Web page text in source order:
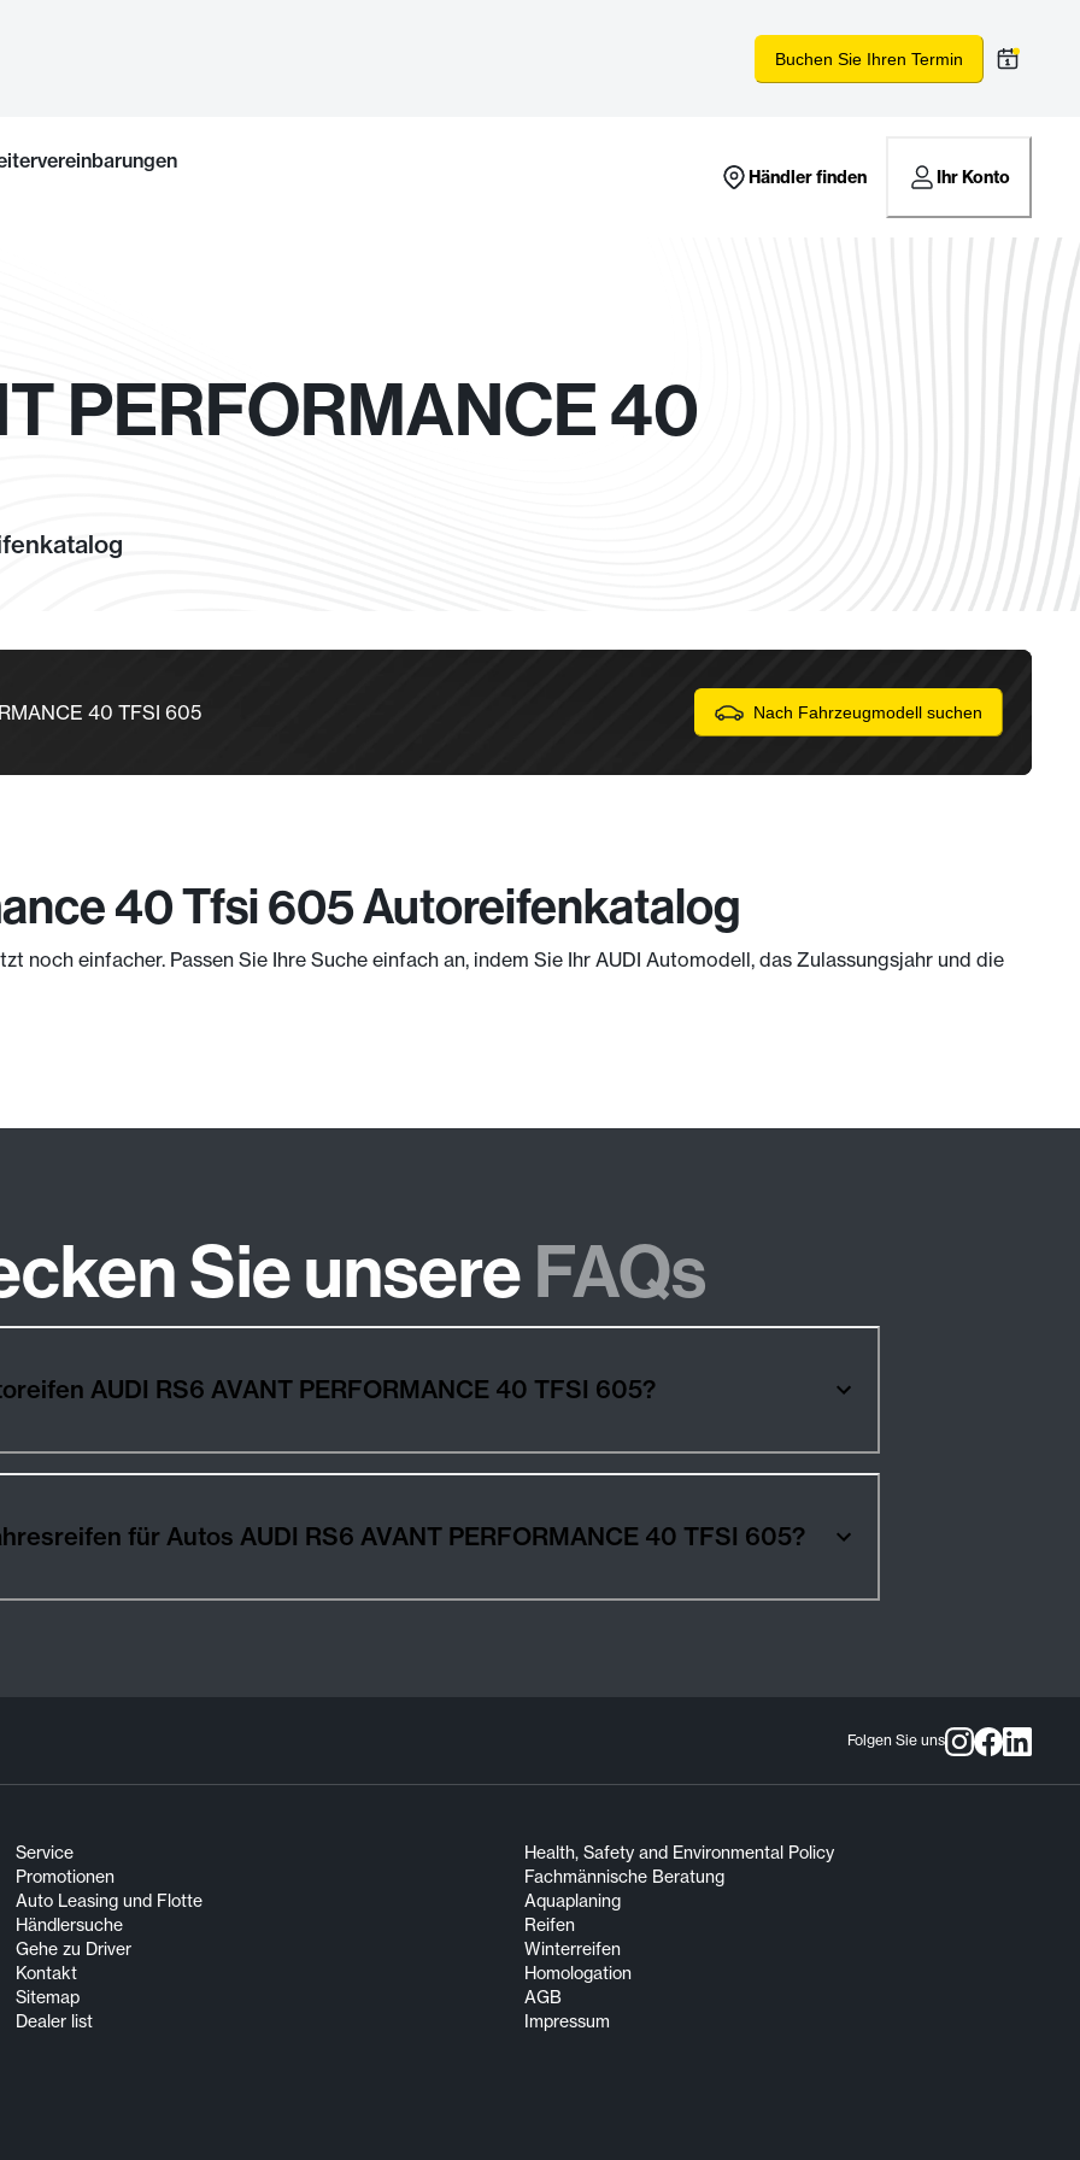
Buchen Sie Ihren Termin
Händler finden Ihr Konto
PERFORMANCE 40
40 TFSI 605 Nach Fahrzeugmodell suchen
40 Tfsi 605 Autoreifenkatalog
noch einfacher. Passen Sie Ihre Suche einfach an, indem Sie Ihr AUDI Automodell, das Zulassungsjahr und die
Sie unsereFAQs
Wie wählt man die besten Autoreifen AUDI RS6 AVANT PERFORMANCE 40 TFSI 605?
Winter-, Sommer- und Ganzjahresreifen für Autos AUDI RS6 AVANT PERFORMANCE 40 TFSI 605?
Folgen Sie uns
Service
Promotionen
Auto Leasing und Flotte
Händlersuche
Gehe zu Driver
Kontakt
Sitemap
Dealer list
Health, Safety and Environmental Policy
Fachmännische Beratung
Aquaplaning
Reifen
Winterreifen
Homologation
AGB
Impressum